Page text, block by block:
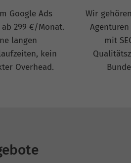
Google Ads
299 €/Monat.
langen
kein
Overhead.
Wir
mit